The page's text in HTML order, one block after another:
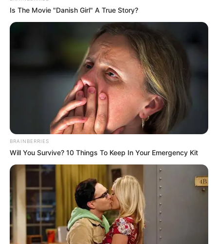
Is The Movie "Danish Girl" A True Story?
BRAINBERRIES
Will You Survive? 10 Things To Keep In Your Emergency Kit